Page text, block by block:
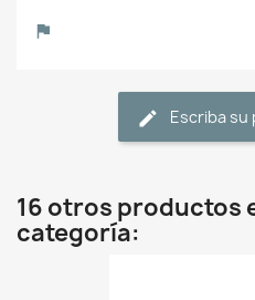
Escriba su
16 otros productos
categoría: